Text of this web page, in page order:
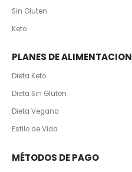
Sin Gluten
Keto
PLANES DE ALIMENTACION
Dieta Keto
Dieta Sin Gluten
Dieta Vegana
Estilo de Vida
MÉTODOS DE PAGO